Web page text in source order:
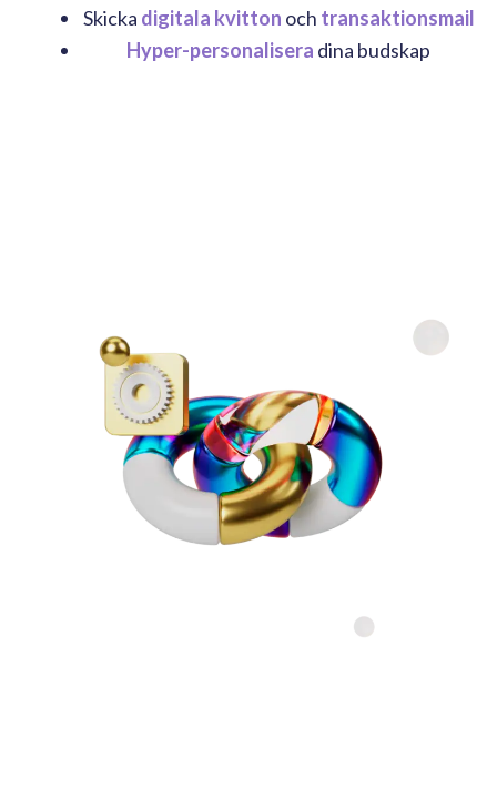
Skicka digitala kvitton och transaktionsmail
Hyper-personalisera dina budskap